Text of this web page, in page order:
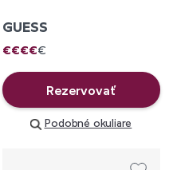
GUESS
€€€€€
Rezervovať
Podobné okuliare